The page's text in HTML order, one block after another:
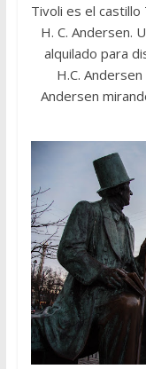
Tivoli es el
H. C. Andersen.
alquilado para
H.C.
Andersen